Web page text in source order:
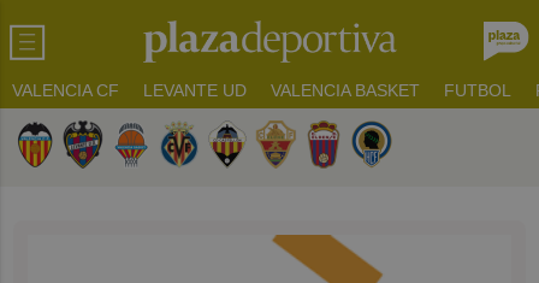
VALENCIA CF LEVANTE UD VALENCIA BASKET FUTBOL